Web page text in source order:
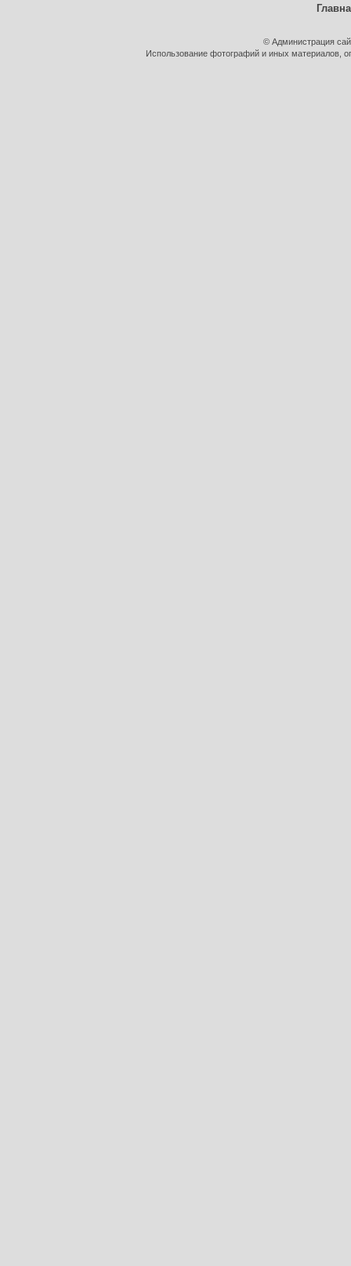
© Администрация
Использование фотографий и иных материалов,